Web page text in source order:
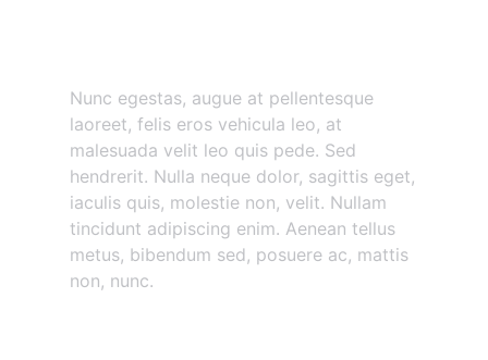
Nunc egestas, augue at pellentesque
laoreet, felis eros vehicula leo, at
malesuada velit leo quis pede. Sed
hendrerit. Nulla neque dolor, sagittis eget,
iaculis quis, molestie non, velit. Nullam
tincidunt adipiscing enim. Aenean tellus
metus, bibendum sed, posuere ac, mattis
non, nunc.